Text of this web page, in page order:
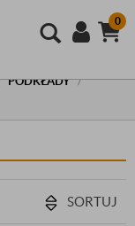
0
PODKŁADY
SORTUJ